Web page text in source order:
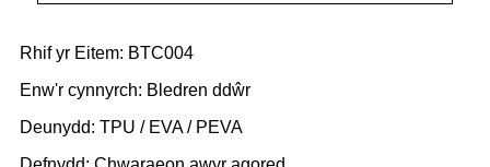
Rhif yr Eitem: BTC004
Enw'r cynnyrch: Bledren ddŵr
Deunydd: TPU / EVA / PEVA